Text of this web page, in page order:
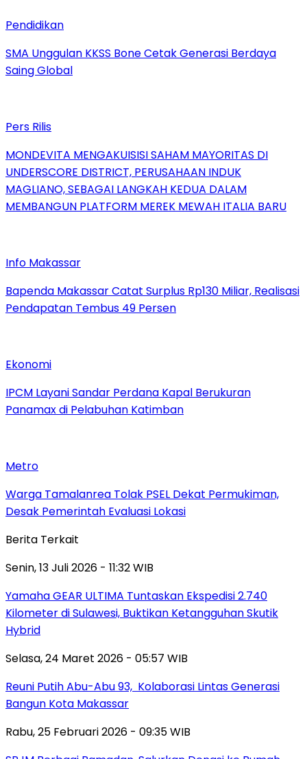
Pendidikan
SMA Unggulan KKSS Bone Cetak Generasi Berdaya
Saing Global
Pers Rilis
MONDEVITA MENGAKUISISI SAHAM MAYORITAS DI
UNDERSCORE DISTRICT, PERUSAHAAN INDUK
MAGLIANO, SEBAGAI LANGKAH KEDUA DALAM
MEMBANGUN PLATFORM MEREK MEWAH ITALIA BARU
Info Makassar
Bapenda Makassar Catat Surplus Rp130 Miliar, Realisasi
Pendapatan Tembus 49 Persen
Ekonomi
IPCM Layani Sandar Perdana Kapal Berukuran
Panamax di Pelabuhan Katimban
Metro
Warga Tamalanrea Tolak PSEL Dekat Permukiman,
Desak Pemerintah Evaluasi Lokasi
Berita Terkait
Senin, 13 Juli 2026 - 11:32 WIB
Yamaha GEAR ULTIMA Tuntaskan Ekspedisi 2.740
Kilometer di Sulawesi, Buktikan Ketangguhan Skutik
Hybrid
Selasa, 24 Maret 2026 - 05:57 WIB
Reuni Putih Abu-Abu 93, Kolaborasi Lintas Generasi
Bangun Kota Makassar
Rabu, 25 Februari 2026 - 09:35 WIB